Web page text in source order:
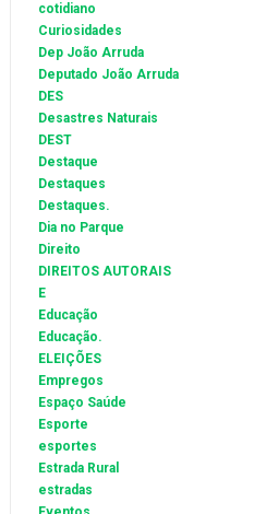
cotidiano
Curiosidades
Dep João Arruda
Deputado João Arruda
DES
Desastres Naturais
DEST
Destaque
Destaques
Destaques.
Dia no Parque
Direito
DIREITOS AUTORAIS
E
Educação
Educação.
ELEIÇÕES
Empregos
Espaço Saúde
Esporte
esportes
Estrada Rural
estradas